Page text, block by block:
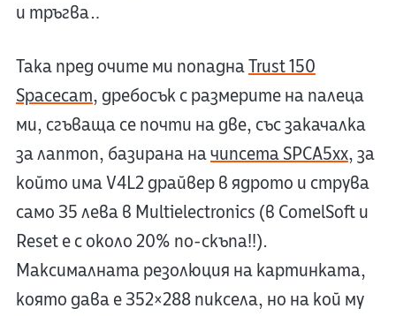
и тръгва…
Така пред очите ми попаднаTrust 150
Spacecam, дребосък с размерите на палеца
ми, сгъваща се почти на две, със закачалка
за лаптоп, базирана начипсета SPCA5xx, за
който има V4L2 драйвер в ядрото и струва
само 35 лева в Multielectronics (в ComelSoft и
Reset е с около 20% по-скъпа!!).
Максималната резолюция на картинката,
която дава е 352×288 пиксела, но на кой му